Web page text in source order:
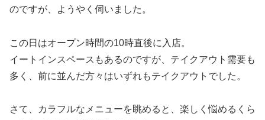
のですが、ようやく伺いました。
この日はオープン時間の10時直後に入店。
イートインスペースもあるのですが、テイクアウト需要も
多く、前に並んだ方々はいずれもテイクアウトでした。
さて、カラフルなメニューを眺めると、楽しく悩めるくら